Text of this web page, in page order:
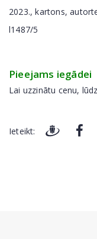
2023., kartons,
l1487/5
Pieejams iegādei
Lai uzzinātu cenu,
Ieteikt: